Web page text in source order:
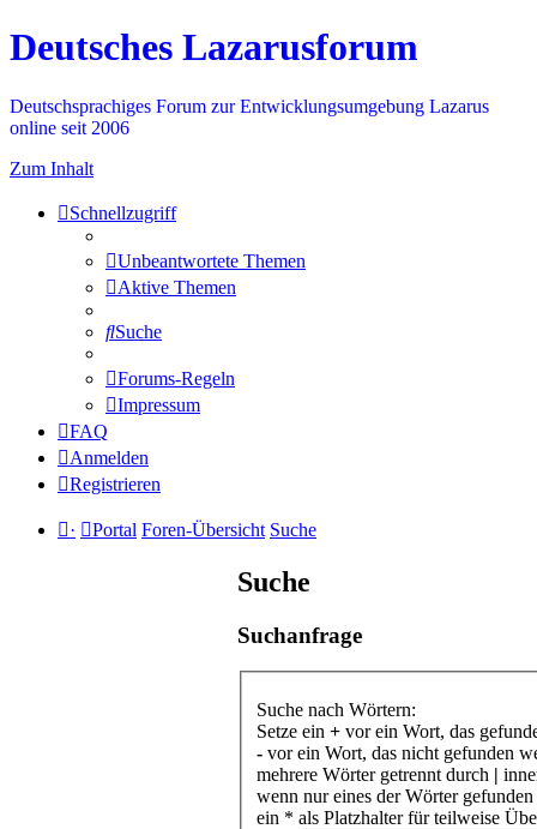
Deutsches Lazarusforum
Deutschsprachiges Forum zur Entwicklungsumgebung Lazarus
online seit 2006
Zum Inhalt
Schnellzugriff
Unbeantwortete Themen
Aktive Themen
Suche
Forums-Regeln
Impressum
FAQ
Anmelden
Registrieren
· Portal Foren-Übersicht Suche
Suche
Suchanfrage
Suche nach Wörtern:
Setze ein + vor ein Wort, das
- vor ein Wort, das nicht gefunden
mehrere Wörter getrennt durch |
wenn nur eines der Wörter
ein * als Platzhalter für teilweise